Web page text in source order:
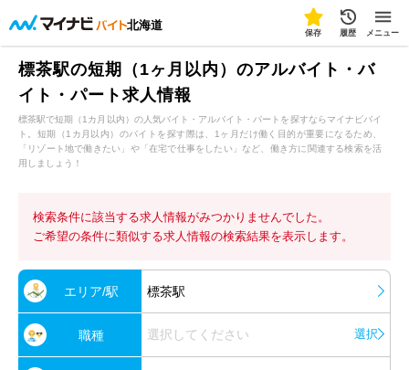
北海道
保存 履歴 メニュー
標茶駅の短期（1ヶ月以内）のアルバイト・バ
イト・パート求人情報
標茶駅で短期（1カ月以内）の人気バイト・アルバイト・パートを探すならマイナビバイ
ト。短期（1カ月以内）のバイトを探す際は、1ヶ月だけ働く目的が重要になるため、
「リゾート地で働きたい」や「在宅で仕事をしたい」など、働き方に関連する検索を活
用しましょう！
検索条件に該当する求人情報がみつかりませんでした。
ご希望の条件に類似する求人情報の検索結果を表示します。
エリア/駅 標茶駅
職種 選択してください 選択